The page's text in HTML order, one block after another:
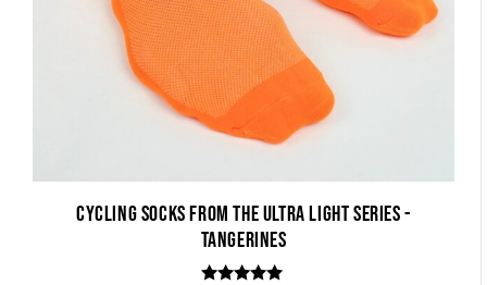
Cycling socks from the Ultra Light series -
Tangerines